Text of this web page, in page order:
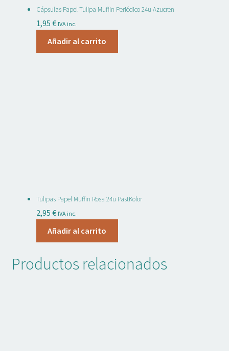
Cápsulas Papel Tulipa Muffin Periódico 24u Azucren
1,95 € IVA inc.
Añadir al carrito
Tulipas Papel Muffin Rosa 24u PastKolor
2,95 € IVA inc.
Añadir al carrito
Productos relacionados